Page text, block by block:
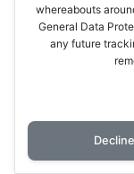
村上 義清
小笠原
小笠原
五徳姫
whereabouts
General Data
any future
Decline